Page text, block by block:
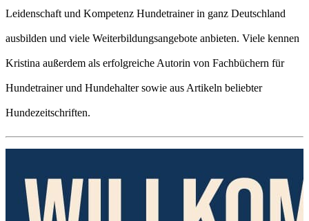
Leidenschaft und Kompetenz Hundetrainer in ganz Deutschland
ausbilden und viele Weiterbildungsangebote anbieten. Viele kennen
Kristina außerdem als erfolgreiche Autorin von Fachbüchern für
Hundetrainer und Hundehalter sowie aus Artikeln beliebter
Hundezeitschriften.